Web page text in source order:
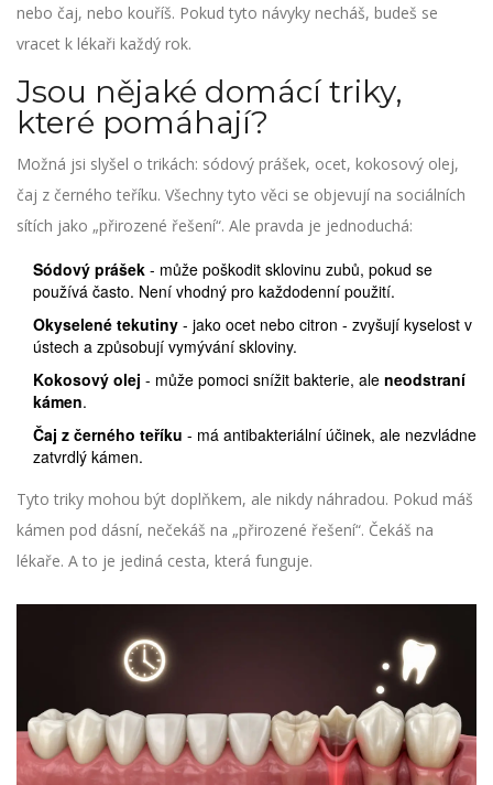
nebo čaj, nebo kouříš. Pokud tyto návyky necháš, budeš se
vracet k lékaři každý rok.
Jsou nějaké domácí triky,
které pomáhají?
Možná jsi slyšel o trikách: sódový prášek, ocet, kokosový olej,
čaj z černého teříku. Všechny tyto věci se objevují na sociálních
sítích jako „přirozené řešení“. Ale pravda je jednoduchá:
Sódový prášek - může poškodit sklovinu zubů, pokud se
používá často. Není vhodný pro každodenní použití.
Okyselené tekutiny - jako ocet nebo citron - zvyšují kyselost v
ústech a způsobují vymývání skloviny.
Kokosový olej - může pomoci snížit bakterie, ale neodstraní
kámen.
Čaj z černého teříku - má antibakteriální účinek, ale nezvládne
zatvrdlý kámen.
Tyto triky mohou být doplňkem, ale nikdy náhradou. Pokud máš
kámen pod dásní, nečekáš na „přirozené řešení“. Čekáš na
lékaře. A to je jediná cesta, která funguje.